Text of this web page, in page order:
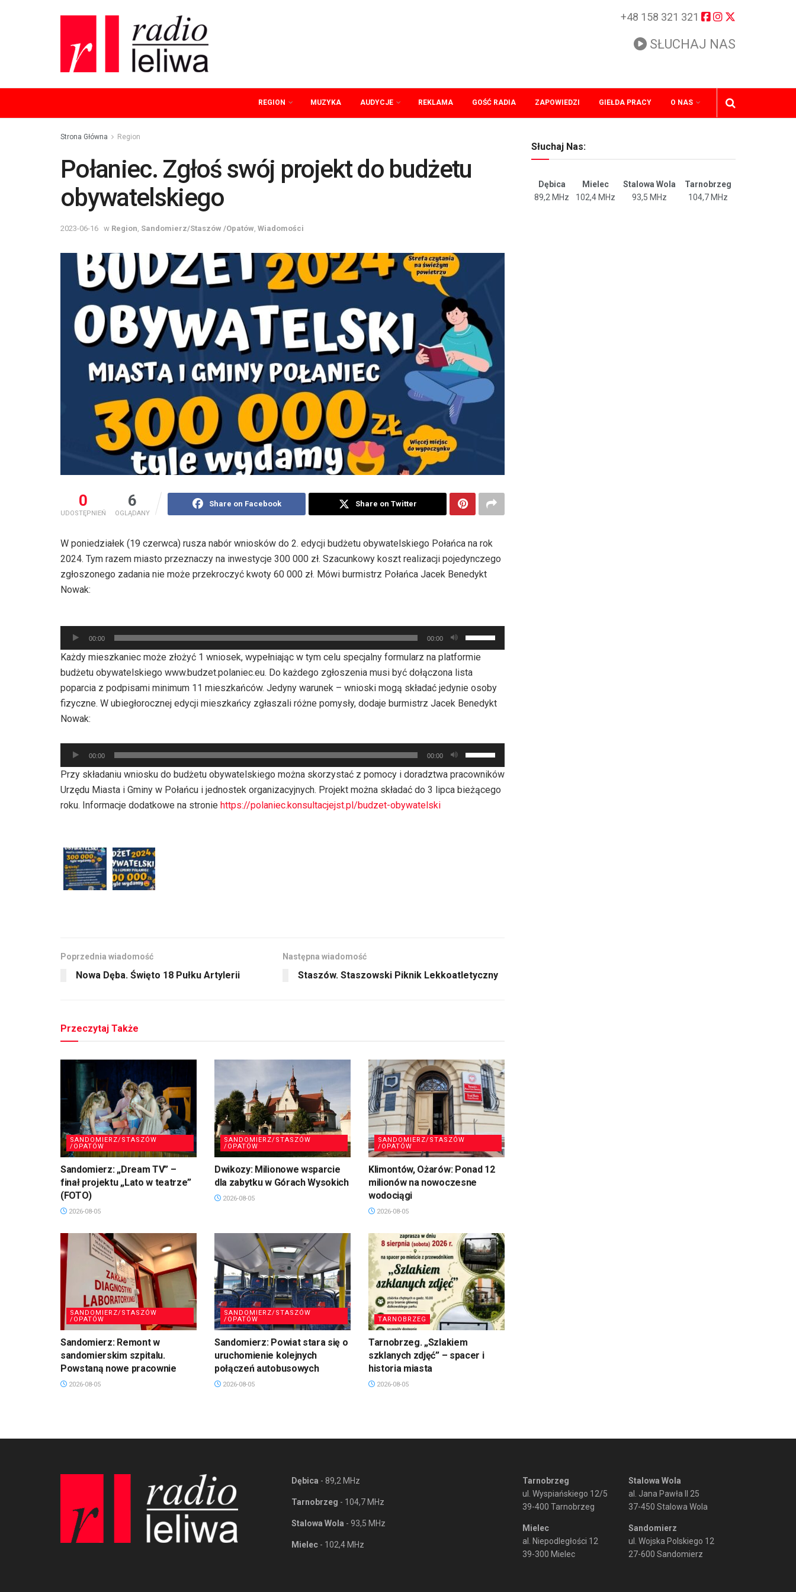
+48 158 321 321
SŁUCHAJ NAS
REGION MUZYKA AUDYCJE REKLAMA GOŚĆ RADIA ZAPOWIEDZI GIEŁDA PRACY O NAS
Strona Główna Region
Połaniec. Zgłoś swój projekt do budżetu
obywatelskiego
2023-06-16 w Region Sandomierz/Staszów /Opatów Wiadomości
0
UDOSTĘPNIEŃ
6
OGLĄDANY
Share on Facebook Share on Twitter
W poniedziałek (19 czerwca) rusza nabór wniosków do 2. edycji budżetu obywatelskiego Połańca na rok
2024. Tym razem miasto przeznaczy na inwestycje 300 000 zł. Szacunkowy koszt realizacji pojedynczego
zgłoszonego zadania nie może przekroczyć kwoty 60 000 zł. Mówi burmistrz Połańca Jacek Benedykt
Nowak:
plików
dźwiękowych
00:00 00:00
strzałek
do
góry
oraz
do
zwiększyć
lub
zmniejszyć
Każdy mieszkaniec może złożyć 1 wniosek, wypełniając w tym celu specjalny formularz na platformie
budżetu obywatelskiego www.budzet.polaniec.eu. Do każdego zgłoszenia musi być dołączona lista
poparcia z podpisami minimum 11 mieszkańców. Jedyny warunek – wnioski mogą składać jedynie osoby
fizyczne. W ubiegłorocznej edycji mieszkańcy zgłaszali różne pomysły, dodaje burmistrz Jacek Benedykt
Nowak:
Odtwarzacz
plików
dźwiękowych
00:00 00:00
strzałek
do
góry
Przy składaniu wniosku do budżetu obywatelskiego można skorzystać z pomocy i doradztwa pracowników
Urzędu Miasta i Gminy w Połańcu i jednostek organizacyjnych. Projekt można składać do 3 lipca bieżącego
roku. Informacje dodatkowe na stronie https://polaniec.konsultacjejst.pl/budzet-obywatelski
Poprzednia wiadomość
Nowa Dęba. Święto 18 Pułku Artylerii
Następna wiadomość
Staszów. Staszowski Piknik Lekkoatletyczny
Przeczytaj Także
SANDOMIERZ/STASZÓW
/OPATÓW
Sandomierz: „Dream TV” –
finał projektu „Lato w teatrze”
(FOTO)
2026-08-05
SANDOMIERZ/STASZÓW
/OPATÓW
Dwikozy: Milionowe wsparcie
dla zabytku w Górach Wysokich
2026-08-05
SANDOMIERZ/STASZÓW
/OPATÓW
Klimontów, Ożarów: Ponad 12
milionów na nowoczesne
wodociągi
2026-08-05
SANDOMIERZ/STASZÓW
/OPATÓW
Sandomierz: Remont w
sandomierskim szpitalu.
Powstaną nowe pracownie
2026-08-05
SANDOMIERZ/STASZÓW
/OPATÓW
Sandomierz: Powiat stara się o
uruchomienie kolejnych
połączeń autobusowych
2026-08-05
TARNOBRZEG
Tarnobrzeg. „Szlakiem
szklanych zdjęć” – spacer i
historia miasta
2026-08-05
Słuchaj Nas:
Dębica Mielec Stalowa Wola
Tarnobrzeg
89,2 MHz
102,4 MHz 93,5 MHz 104,7 MHz
Dębica - 89,2 MHz
Tarnobrzeg - 104,7 MHz
Stalowa Wola - 93,5 MHz
Mielec - 102,4 MHz
Tarnobrzeg
ul. Wyspiańskiego 12/5
39-400 Tarnobrzeg
Mielec
al. Niepodległości 12
39-300 Mielec
Stalowa Wola
al. Jana Pawła II 25
37-450 Stalowa Wola
Sandomierz
ul. Wojska Polskiego 12
27-600 Sandomierz